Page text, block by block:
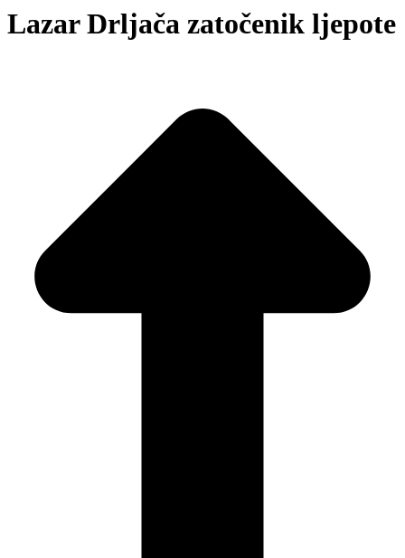
Lazar Drljača zatočenik ljepote